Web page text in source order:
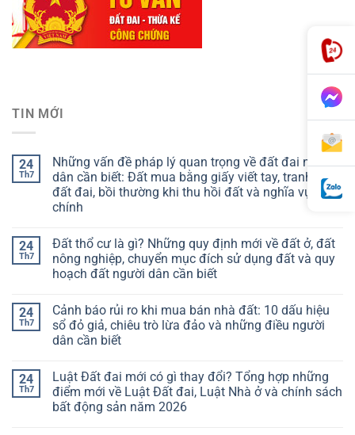
TIN MỚI
24
Th7
Những vấn đề pháp lý quan trọng về đất đai người
dân cần biết: Đất mua bằng giấy viết tay, tranh chấp
đất đai, bồi thường khi thu hồi đất và nghĩa vụ tài
chính
24
Th7
Đất thổ cư là gì? Những quy định mới về đất ở, đất
nông nghiệp, chuyển mục đích sử dụng đất và quy
hoạch đất người dân cần biết
24
Th7
Cảnh báo rủi ro khi mua bán nhà đất: 10 dấu hiệu
sổ đỏ giả, chiêu trò lừa đảo và những điều người
dân cần biết
24
Th7
Luật Đất đai mới có gì thay đổi? Tổng hợp những
điểm mới về Luật Đất đai, Luật Nhà ở và chính sách
bất động sản năm 2026